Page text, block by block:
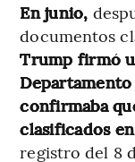
En junio,
documentos
Trump firmó
confirmaba
clasificados
registro del 8